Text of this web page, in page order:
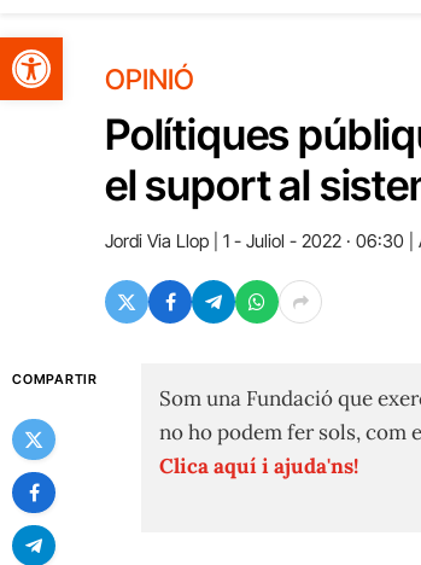
Obre la barra d'eines
OPINIÓ
Polítiques
el suport al
Jordi Via Llop 1 - Juliol - 2022 · 06:30
COMPARTIR
Som una Fundació que
no ho podem fer sols, com
Clica aquí i ajuda'ns!